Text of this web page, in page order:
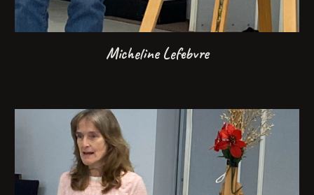
Micheline Lefebvre